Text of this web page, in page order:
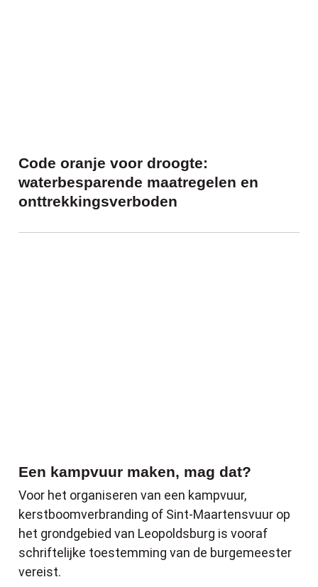
Code oranje voor droogte:
waterbesparende maatregelen en
onttrekkingsverboden
Een kampvuur maken, mag dat?
Voor het organiseren van een kampvuur,
kerstboomverbranding of Sint-Maartensvuur op
het grondgebied van Leopoldsburg is vooraf
schriftelijke toestemming van de burgemeester
vereist.